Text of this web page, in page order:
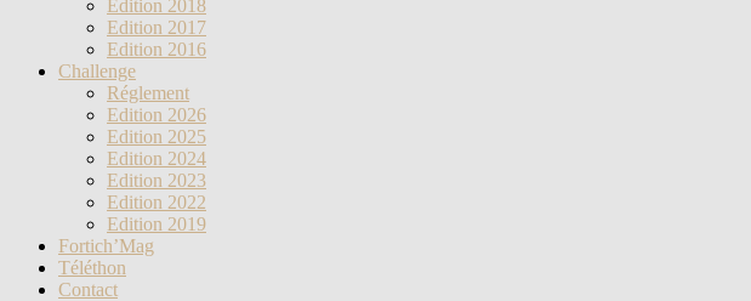
Edition 2018
Edition 2017
Edition 2016
Challenge
Réglement
Edition 2026
Edition 2025
Edition 2024
Edition 2023
Edition 2022
Edition 2019
Fortich’Mag
Téléthon
Contact